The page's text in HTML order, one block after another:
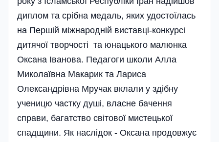
диплом та срібна медаль, яких удостоїлась
на Першій міжнародній виставці-конкурсі
дитячої творчості та юнацького малюнка
Оксана Іванова. Педагоги школи Алла
Миколаївна Макарик та Лариса
Олександрівна Мручак вклали у здібну
ученицю частку душі, власне бачення
справи, багатство світової мистецької
спадщини. Як наслідок - Оксана продовжує